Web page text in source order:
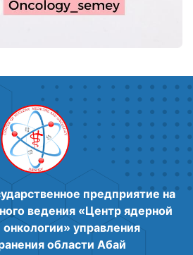
предприятие на
ведения «Центр ядерной
управления
области Абай